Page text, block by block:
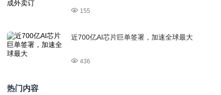
155
近700亿AI芯片巨单签署，加速全球最大
436
热门内容